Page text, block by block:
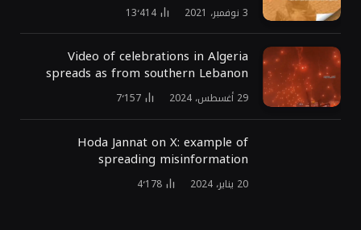
3 نوفمبر، 2021 13٬414
Video of celebrations in Algeria
spreads as from southern Lebanon
29 أغسطس، 2024 7٬157
Hoda Jannat on X: example of
spreading misinformation
20 يناير، 2024 4٬178